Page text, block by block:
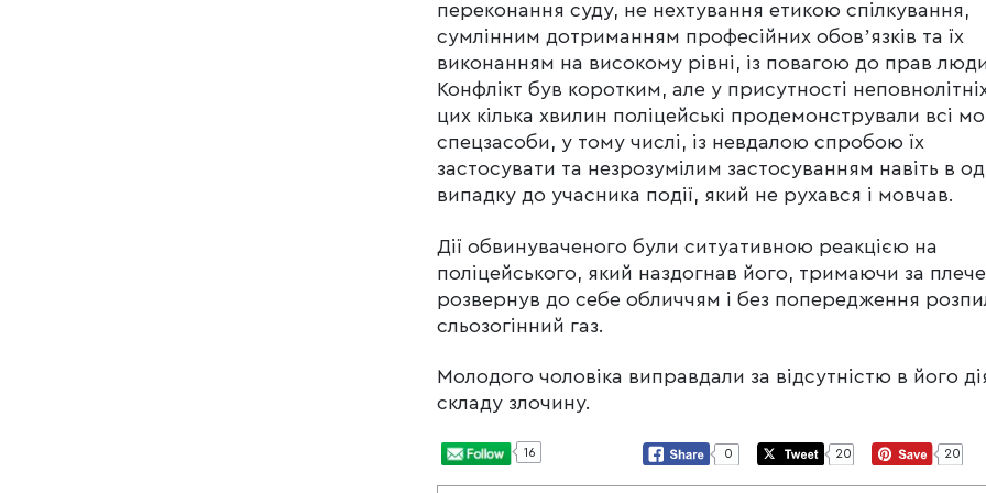
переконання суду, не нехтування етикою спілкування,
сумлінним дотриманням професійних обовʼязків та їх
виконанням на високому рівні, із повагою до прав
Конфлікт був коротким, але у присутності неповнолітніх
цих кілька хвилин поліцейські продемонстрували всі
спецзасоби, у тому числі, із невдалою спробою їх
застосувати та незрозумілим застосуванням навіть в
випадку до учасника події, який не рухався і мовчав.
Дії обвинуваченого були ситуативною реакцією на
поліцейського, який наздогнав його, тримаючи за
розвернув до себе обличчям і без попередження
сльозогінний газ.
Молодого чоловіка виправдали за відсутністю в його
складу злочину.
16 0 20 20